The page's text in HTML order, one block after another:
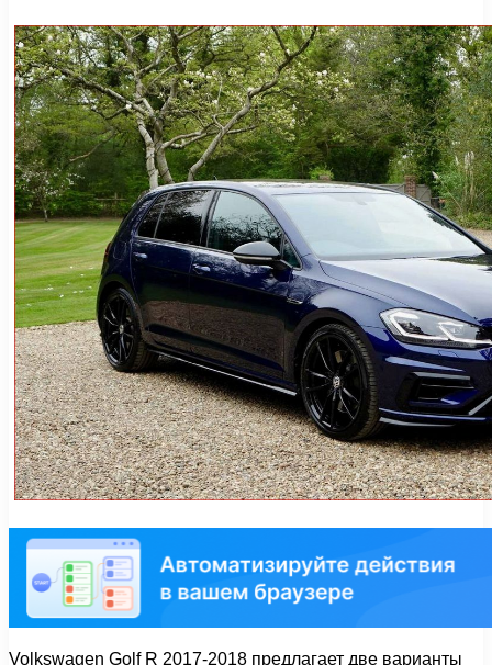
Volkswagen Golf R 2017-2018 предлагает две варианты